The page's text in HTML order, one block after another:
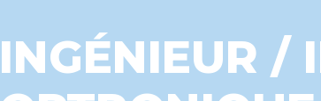
INGÉNIEUR /